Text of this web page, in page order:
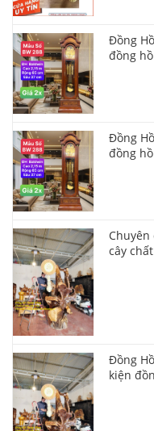
Đồng
đồng
Đồng
đồng
cây
Đồng
kiện